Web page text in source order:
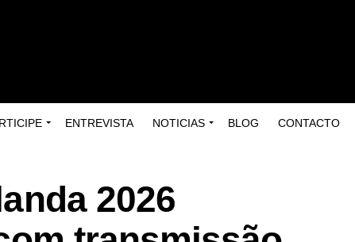
ENTREVISTA NOTICIAS BLOG CONTACTO
2026